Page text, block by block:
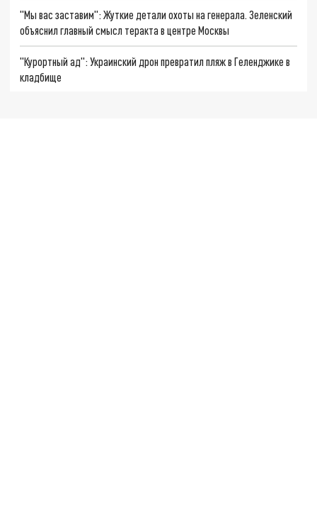
"Мы вас заставим": Жуткие детали охоты на генерала. Зеленский
объяснил главный смысл теракта в центре Москвы
"Курортный ад": Украинский дрон превратил пляж в Геленджике в
кладбище